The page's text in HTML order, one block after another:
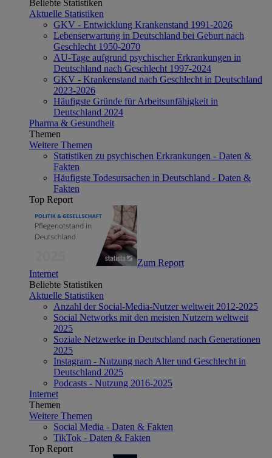
Beliebte Statistiken
Aktuelle Statistiken
GKV - Entwicklung Krankenstand 1991-2026
Lebenserwartung in Deutschland bei Geburt nach
Geschlecht 1950-2070
AU-Tage aufgrund psychischer Erkrankungen in
Deutschland nach Geschlecht 1997-2024
GKV - Krankenstand nach Geschlecht in Deutschland
2023-2026
Häufigste Gründe für Arbeitsunfähigkeit in
Deutschland 2024
Pharma & Gesundheit
Themen
Weitere Themen
Statistiken zu psychischen Erkrankungen - Daten &
Fakten
Häufigste Todesursachen in Deutschland - Daten &
Fakten
Top Report
Zum Report
Internet
Beliebte Statistiken
Aktuelle Statistiken
Anzahl der Social-Media-Nutzer weltweit 2012-2025
Social Networks mit den meisten Nutzern weltweit
2025
Soziale Netzwerke in Deutschland nach Generationen
2025
Instagram - Nutzung nach Alter und Geschlecht in
Deutschland 2025
Podcasts - Nutzung 2016-2025
Internet
Themen
Weitere Themen
Social Media - Daten & Fakten
TikTok - Daten & Fakten
Top Report